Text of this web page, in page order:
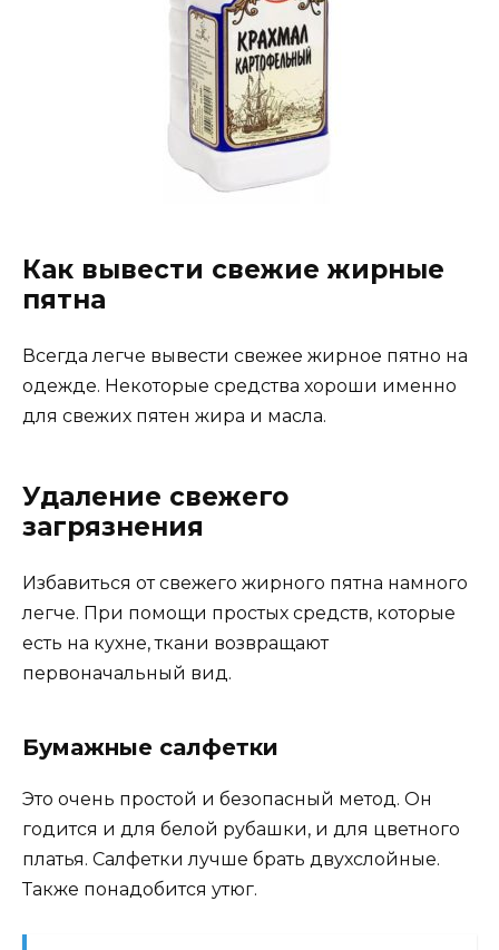
Как вывести свежие жирные
пятна
Всегда легче вывести свежее жирное пятно на
одежде. Некоторые средства хороши именно
для свежих пятен жира и масла.
Удаление свежего
загрязнения
Избавиться от свежего жирного пятна намного
легче. При помощи простых средств, которые
есть на кухне, ткани возвращают
первоначальный вид.
Бумажные салфетки
Это очень простой и безопасный метод. Он
годится и для белой рубашки, и для цветного
платья. Салфетки лучше брать двухслойные.
Также понадобится утюг.